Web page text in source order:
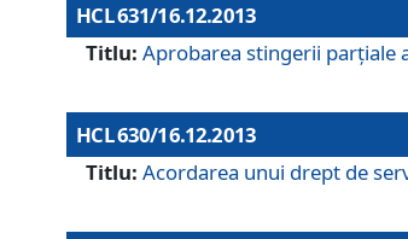
HCL 631/16.12.2013
Titlu: Aprobarea stingerii parţiale
HCL 630/16.12.2013
Titlu: Acordarea unui drept de